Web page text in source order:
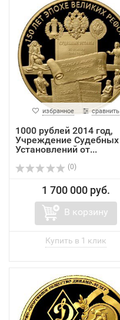
избранное сравнить
1000 рублей 2014 год,
Учреждение Судебных
Установлений от...
(0)
1 700 000 руб.
В корзину